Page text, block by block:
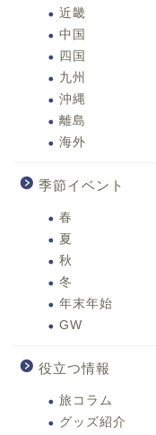
近畿
中国
四国
九州
沖縄
離島
海外
季節イベント
春
夏
秋
冬
年末年始
GW
役立つ情報
旅コラム
グッズ紹介